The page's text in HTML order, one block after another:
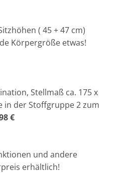
( 45 + 47 cm)
Körpergröße etwas!
Stellmaß ca. 175 x
in der Stoffgruppe 2 zum
€
und andere
erhältlich!